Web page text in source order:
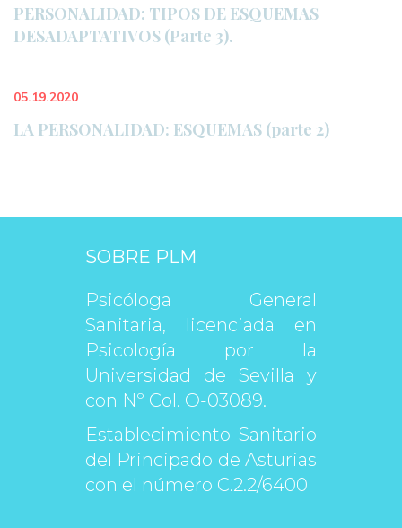
PERSONALIDAD: TIPOS DE ESQUEMAS
DESADAPTATIVOS (Parte 3).
05.19.2020
LA PERSONALIDAD: ESQUEMAS (parte 2)
SOBRE PLM
Psicóloga General
Sanitaria, licenciada en
Psicología por la
Universidad de Sevilla y
con Nº Col. O-03089.
Establecimiento Sanitario
del Principado de Asturias
con el número C.2.2/6400